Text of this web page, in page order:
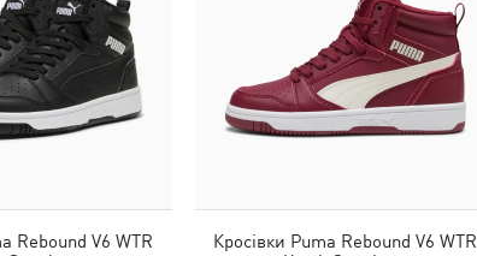
Rebound V6 WTR
Кросівки Puma Rebound V6 WTR